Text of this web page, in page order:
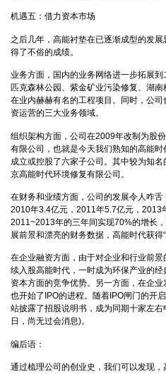
机遇五：借力资本市场
之后几年，高能衬垫在已逐渐成型的发
得了不俗的成绩。
业务方面，国内的业务网络进一步拓展
匹克森林公园、紫金矿业污染修复、湖
在业内赫赫有名的工程项目。同时，公
资运营的三大业务领域。
组织架构方面，公司在2009年改制为股
有限公司，也就是今天我们熟知的高能
成立或控股了六家子公司。其中较为知
京高能时代环境修复有限公司。
在财务和业绩方面，公司的发展令人咋
2010年3.4亿元，2011年5.7亿元，2013
2011~2013年的三年间实现70%的增长
展前景和漂亮的财务数据，高能时代获得
在企业融资方面，由于对企业和行业前
续入股高能时代，一时成为环保产业的
资本方面的竞争优势。另一方面，在企
也开始了IPO的进程。随着IPO闸门的开
站披露了招股说明书，成为同期十家左
日，尚无过会消息)。
编后语：
通过梳理公司的创业史，我们可以发现，